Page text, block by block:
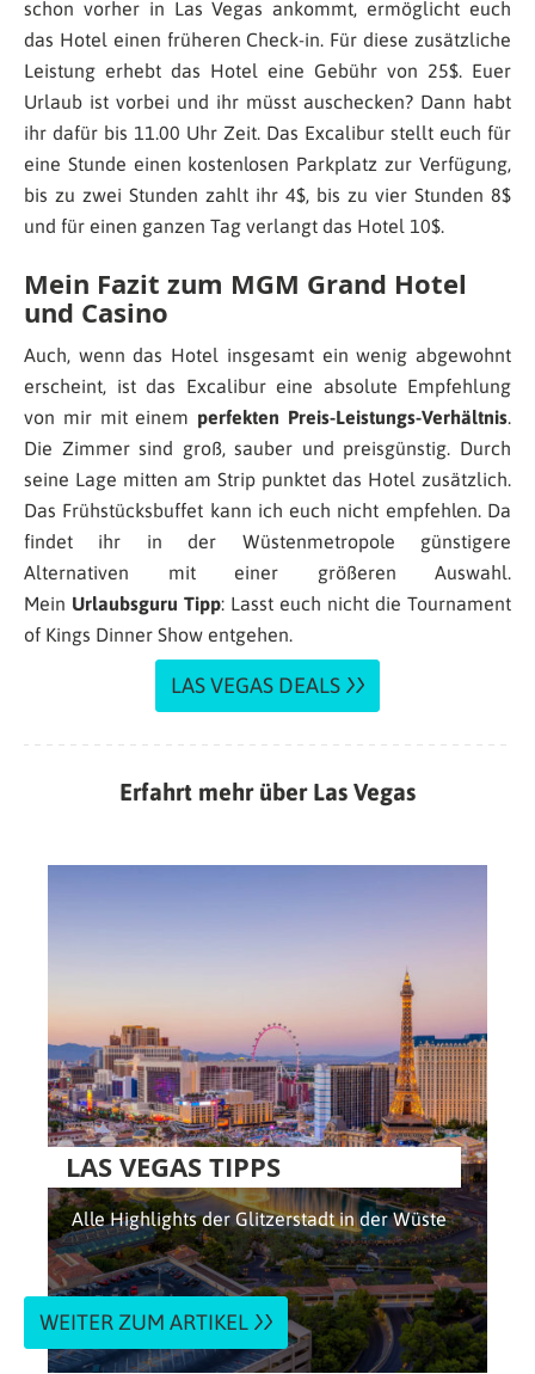
schon vorher in Las Vegas ankommt, ermöglicht euch
das Hotel einen früheren Check-in. Für diese zusätzliche
Leistung erhebt das Hotel eine Gebühr von 25$. Euer
Urlaub ist vorbei und ihr müsst auschecken? Dann habt
ihr dafür bis 11.00 Uhr Zeit. Das Excalibur stellt euch für
eine Stunde einen kostenlosen Parkplatz zur Verfügung,
bis zu zwei Stunden zahlt ihr 4$, bis zu vier Stunden 8$
und für einen ganzen Tag verlangt das Hotel 10$.
Mein Fazit zum MGM Grand Hotel
und Casino
Auch, wenn das Hotel insgesamt ein wenig abgewohnt
erscheint, ist das Excalibur eine absolute Empfehlung
von mir mit einem perfekten Preis-Leistungs-Verhältnis.
Die Zimmer sind groß, sauber und preisgünstig. Durch
seine Lage mitten am Strip punktet das Hotel zusätzlich.
Das Frühstücksbuffet kann ich euch nicht empfehlen. Da
findet ihr in der Wüstenmetropole günstigere
Alternativen mit einer größeren Auswahl.
Mein Urlaubsguru Tipp: Lasst euch nicht die Tournament
of Kings Dinner Show entgehen.
LAS VEGAS DEALS
Erfahrt mehr über Las Vegas
LAS VEGAS TIPPS
Alle Highlights der Glitzerstadt in der Wüste
WEITER ZUM ARTIKEL